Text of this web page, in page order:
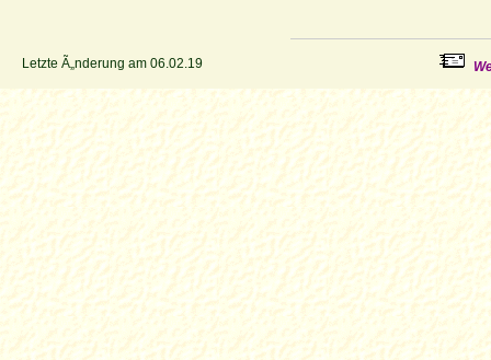
Letzte Ã„nderung am 06.02.19